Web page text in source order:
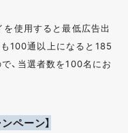
使用すると最低広告出
100通以上になると185
、当選者数を100名にお
ペーン】